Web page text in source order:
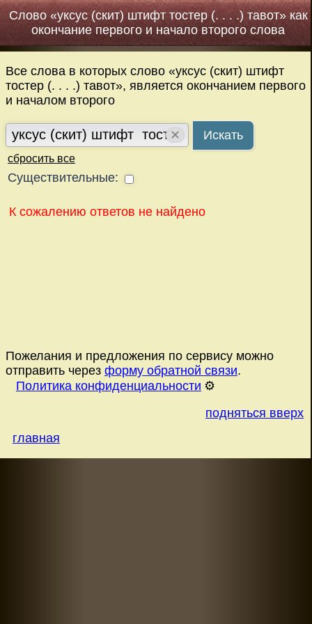
Слово «уксус (скит) штифт тостер (. . . .) тавот» как
окончание первого и начало второго слова
Все слова в которых слово «уксус (скит) штифт
тостер (. . . .) тавот», является окончанием первого
и началом второго
✕ Искать
сбросить все
Существительные:
К сожалению ответов не найдено
Пожелания и предложения по сервису можно
отправить через форму обратной связи.
Политика конфиденциальности ⚙️
подняться вверх
главная